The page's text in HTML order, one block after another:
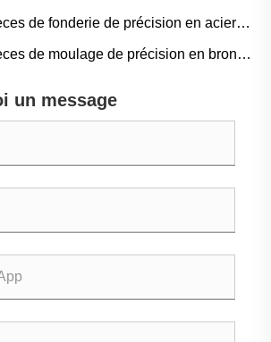
taille ne le suggère
de fonderie de précision en acier
elles aujourd'hui la solution la
de moulage de précision en bronze
un message